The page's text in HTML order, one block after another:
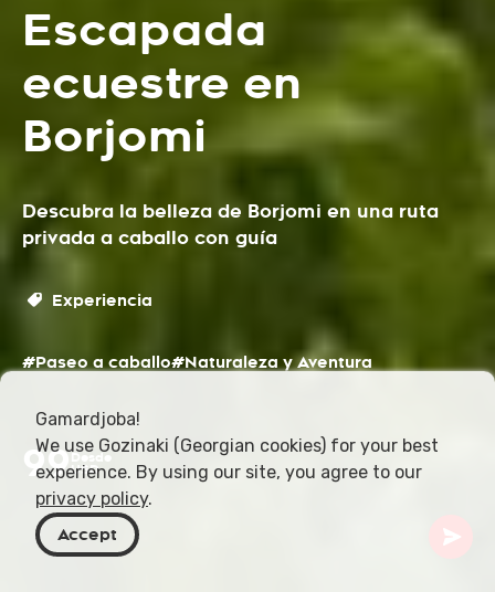
Escapada
ecuestre en
Borjomi
Descubra la belleza de Borjomi en una ruta
privada a caballo con guía
Experiencia
#Paseo a caballo#Naturaleza y Aventura
99Desde
USD
Gamardjoba!
We use Gozinaki (Georgian cookies) for your best
experience. By using our site, you agree to our
privacy policy.
Accept